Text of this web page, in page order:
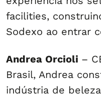
facilities,
Sodexo ao entrar
Andrea Orcioli –
Brasil, Andrea
indústria de